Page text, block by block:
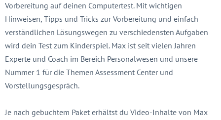
Vorbereitung auf deinen Computertest. Mit wichtigen
Hinweisen, Tipps und Tricks zur Vorbereitung und einfach
verständlichen Lösungswegen zu verschiedensten Aufgaben
wird dein Test zum Kinderspiel. Max ist seit vielen Jahren
Experte und Coach im Bereich Personalwesen und unsere
Nummer 1 für die Themen Assessment Center und
Vorstellungsgespräch.
Je nach gebuchtem Paket erhältst du Video-Inhalte von Max